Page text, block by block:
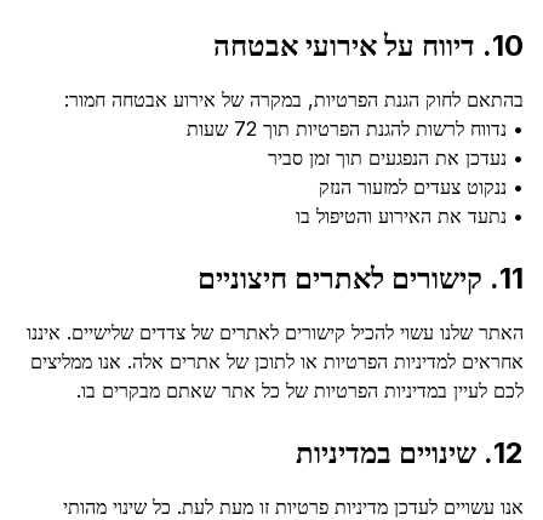
10. דיווח על אירועי אבטחה
בהתאם לחוק הגנת הפרטיות, במקרה של אירוע אבטחה חמור:
• נדווח לרשות להגנת הפרטיות תוך 72 שעות
• נעדכן את הנפגעים תוך זמן סביר
• ננקוט צעדים למזעור הנזק
• נתעד את האירוע והטיפול בו
11. קישורים לאתרים חיצוניים
האתר שלנו עשוי להכיל קישורים לאתרים של צדדים שלישיים. איננו
אחראים למדיניות הפרטיות או לתוכן של אתרים אלה. אנו ממליצים
לכם לעיין במדיניות הפרטיות של כל אתר שאתם מבקרים בו.
12. שינויים במדיניות
אנו עשויים לעדכן מדיניות פרטיות זו מעת לעת. כל שינוי מהותי